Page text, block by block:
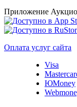
Приложение
Оплата услуг сайта
Visa
ЮMoney